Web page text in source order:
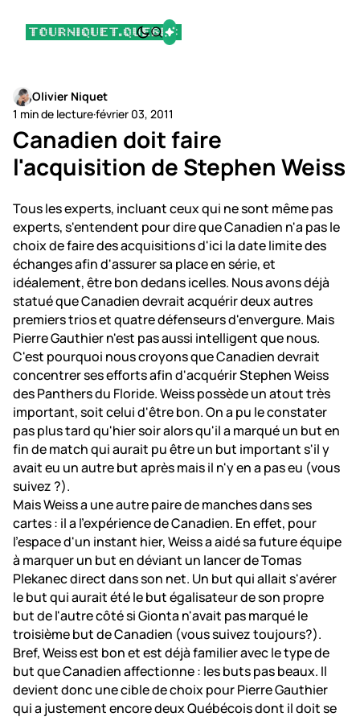
Olivier Niquet
1 min de lecture·février 03, 2011
Canadien doit faire
l'acquisition de Stephen Weiss
Tous les experts, incluant ceux qui ne sont même pas
experts, s'entendent pour dire que Canadien n'a pas le
choix de faire des acquisitions d'ici la date limite des
échanges afin d'assurer sa place en série, et
idéalement, être bon dedans icelles. Nous avons déjà
statué que Canadien devrait acquérir deux autres
premiers trios et quatre défenseurs d'envergure. Mais
Pierre Gauthier n'est pas aussi intelligent que nous.
C'est pourquoi nous croyons que Canadien devrait
concentrer ses efforts afin d'acquérir Stephen Weiss
des Panthers du Floride. Weiss possède un atout très
important, soit celui d'être bon. On a pu le constater
pas plus tard qu'hier soir alors qu'il a marqué un but en
fin de match qui aurait pu être un but important s'il y
avait eu un autre but après mais il n'y en a pas eu (vous
suivez ?).
Mais Weiss a une autre paire de manches dans ses
cartes : il a l'expérience de Canadien. En effet, pour
l'espace d'un instant hier, Weiss a aidé sa future équipe
à marquer un but en déviant un lancer de Tomas
Plekanec direct dans son net. Un but qui allait s'avérer
le but qui aurait été le but égalisateur de son propre
but de l'autre côté si Gionta n'avait pas marqué le
troisième but de Canadien (vous suivez toujours?).
Bref, Weiss est bon et est déjà familier avec le type de
but que Canadien affectionne : les buts pas beaux. Il
devient donc une cible de choix pour Pierre Gauthier
qui a justement encore deux Québécois dont il doit se